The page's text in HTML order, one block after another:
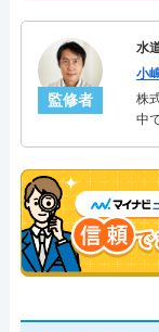
監修者
水
小
株
中
決
ャ